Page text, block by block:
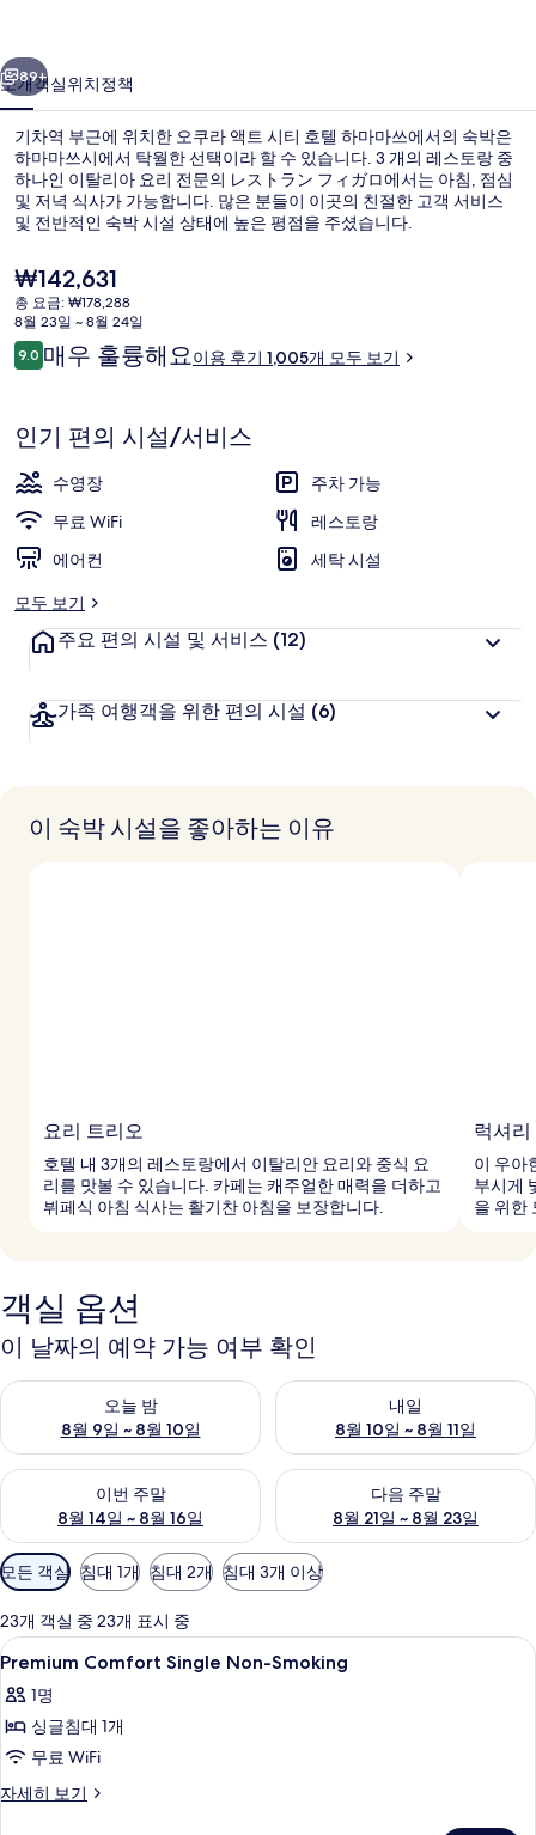
호
텔
하
마
마
쓰
의
사
진
러
리
다음
89+
소개객실위치정책
기차역 부근에 위치한 오쿠라 액트 시티 호텔 하마마쓰에서의 숙박은
하마마쓰시에서 탁월한 선택이라 할 수 있습니다. 3 개의 레스토랑 중
하나인 이탈리아 요리 전문의 レストラン フィガロ에서는 아침, 점심
및 저녁 식사가 가능합니다. 많은 분들이 이곳의 친절한 고객 서비스
및 전반적인 숙박 시설 상태에 높은 평점을 주셨습니다.
현
재
가
격
은
₩142,631
총 요금: ₩178,288
8월 23일 ~ 8월 24일
이
용
기
9.010점 만점 중 9.0점.
매우 훌륭해요이용 후기 1,005개 모두 보기
인기 편의 시설/서비스
수영장
주차 가능
무료 WiFi
레스토랑
에어컨
세탁 시설
모두 보기
주요 편의 시설 및 서비스 (12)
가족 여행객을 위한 편의 시설 (6)
이 숙박 시설을 좋아하는 이유
요리 트리오
호텔 내 3개의 레스토랑에서 이탈리안 요리와 중식 요
리를 맛볼 수 있습니다. 카페는 캐주얼한 매력을 더하고
뷔페식 아침 식사는 활기찬 아침을 보장합니다.
럭셔
이 우아
부시게
을 위한
객실 옵션
이 날짜의 예약 가능 여부 확인
오늘 밤
8월 9일 ~ 8월 10일
오늘 밤 예약 가능 여부 확인, 8월 9일 ~ 8월 10일
내일
8월 10일 ~ 8월 11일
내일 예약 가능 여부 확인, 8월
이번 주말
8월 14일 ~ 8월 16일
이번 주말 예약 가능 여부 확인, 8월 14일 ~ 8월 16일
다음 주말
8월 21일 ~ 8월 23일
다음 주말 예약 가능 여부 확인
객
실
에
사
용
가
능
한
터
모든 객실 침대 1개 침대 2개 침대 3개 이상
23개 객실 중 23개 표시 중
Premium
Comfort
Single
Non-
Smoking
사
객실 내 금고, 책상, 방음 설비, 다리미/
6
Premium Comfort Single Non-Smoking
1명
싱글침대 1개
무료 WiFi
자세히 보기
Premium